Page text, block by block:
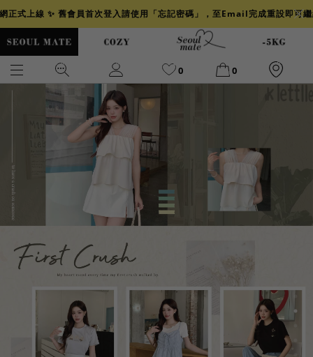
正式上線 ✨ 舊會員首次登入請使用「忘記密碼」，至Email完成重設即可
0 0
背心 洋裝 舒芙蕾
透膚 牛仔
牛仔裙 冰感